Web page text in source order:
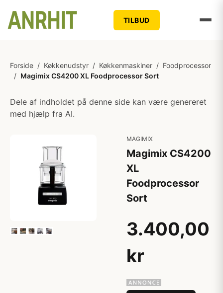
TILBUD
Forside / Køkkenudstyr / Køkkenmaskiner / Foodprocessor
/ Magimix CS4200 XL Foodprocessor Sort
Dele af indholdet på denne side kan være genereret
med hjælp fra AI.
MAGIMIX
Magimix CS4200
XL
Foodprocessor
Sort
3.400,00
kr